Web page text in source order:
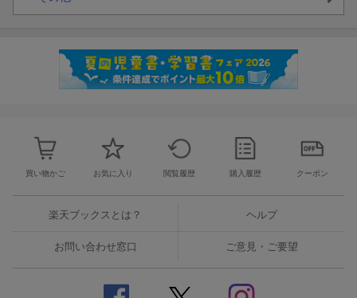
買い物かご お気に入り 閲覧履歴 購入履歴 クーポン
楽天ブックスとは？ ヘルプ
お問い合わせ窓口 ご意見・ご要望